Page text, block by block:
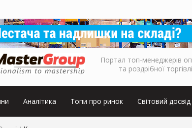
Портал топ-менеджерів
та роздрібної торгівлі
Аналітика Топи про ринок Світовий досвід